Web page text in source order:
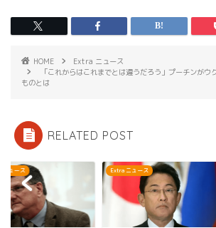
HOME
Extra ニュース
「これからはこれまでとは違うだろう」プーチンがウ
ものとは
RELATED POST
ニュース Extra ニュース